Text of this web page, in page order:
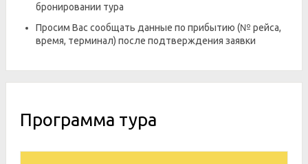
бронировании тура
Просим Вас сообщать данные по прибытию (№ рейса,
время, терминал) после подтверждения заявки
Программа тура